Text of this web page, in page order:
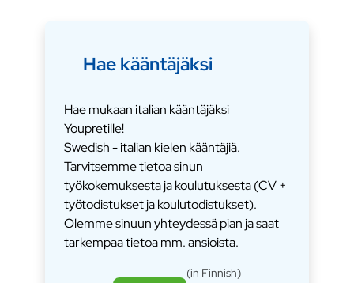
Hae kääntäjäksi
Hae mukaan italian kääntäjäksi
Youpretille!
Swedish - italian kielen kääntäjiä.
Tarvitsemme tietoa sinun
työkokemuksesta ja koulutuksesta (CV +
työtodistukset ja koulutodistukset).
Olemme sinuun yhteydessä pian ja saat
tarkempaa tietoa mm. ansioista.
(in Finnish)